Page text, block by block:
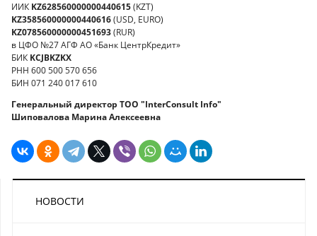
ИИК KZ628560000000440615(KZT)
KZ358560000000440616(USD, EURO)
KZ078560000000451693(RUR)
в ЦФО №27 АГФ АО «Банк ЦентрКредит»
БИК KCJBKZKX
РНН 600 500 570 656
БИН 071 240 017 610
Генеральный директор ТОО "InterConsult Info"
Шиповалова Марина Алексеевна
НОВОСТИ